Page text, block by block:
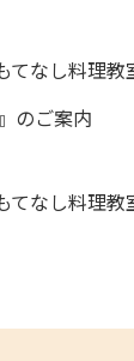
てなし料理
のご案内
てなし料理